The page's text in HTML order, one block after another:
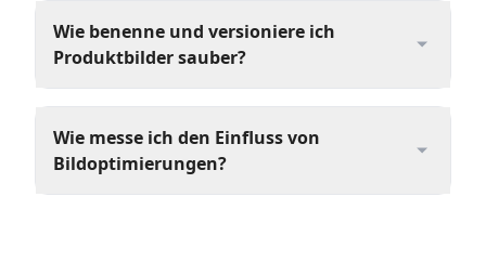
Wie benenne und versioniere ich
Produktbilder sauber?
Wie messe ich den Einfluss von
Bildoptimierungen?